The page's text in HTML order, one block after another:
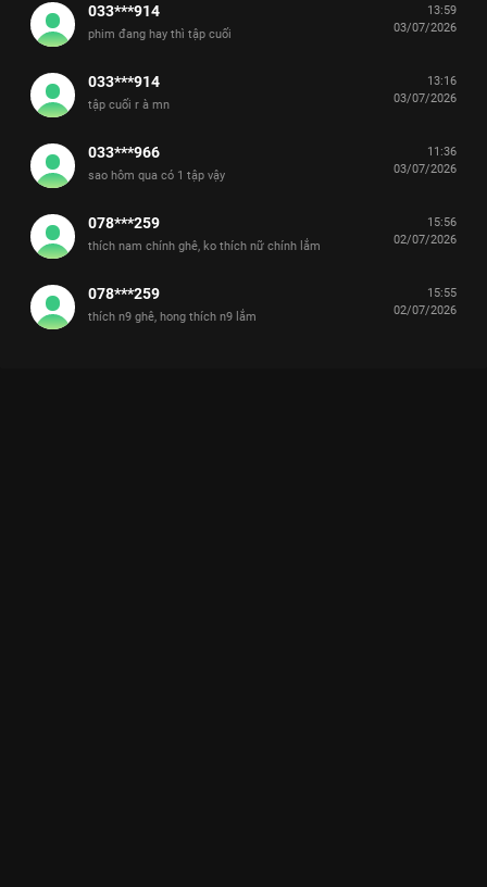
033***914
phim đang hay thì tập cuối
13:59
03/07/2026
033***914
tập cuối r à mn
13:16
03/07/2026
033***966
sao hôm qua có 1 tập vậy
11:36
03/07/2026
078***259
thích nam chính ghê, ko thích nữ chính lắm
15:56
02/07/2026
078***259
thích n9 ghê, hong thích n9 lắm
15:55
02/07/2026